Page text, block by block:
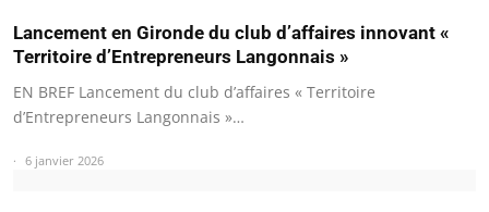
Lancement en Gironde du club d’affaires innovant «
Territoire d’Entrepreneurs Langonnais »
EN BREF Lancement du club d’affaires « Territoire
d’Entrepreneurs Langonnais »…
6 janvier 2026